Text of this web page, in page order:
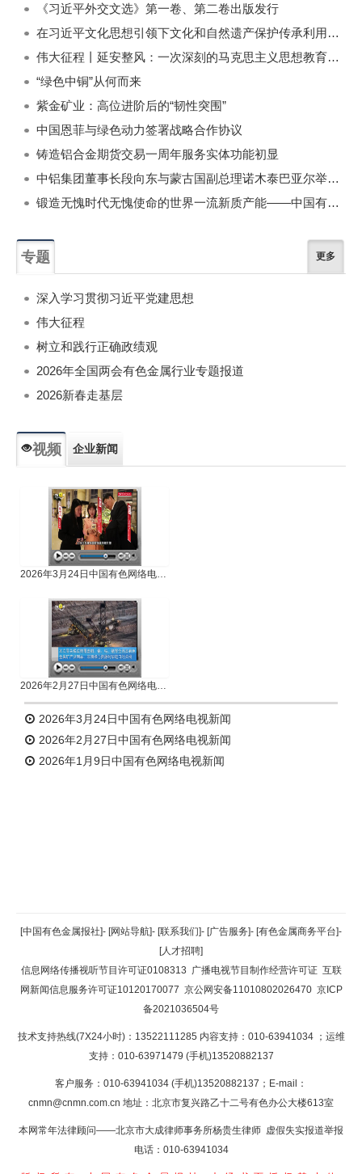
《习近平外交文选》第一卷、第二卷出版发行
在习近平文化思想引领下文化和自然遗产保护传承利用工作开创新局面
伟大征程丨延安整风：一次深刻的马克思主义思想教育运动
“绿色中铜”从何而来
紫金矿业：高位进阶后的“韧性突围”
中国恩菲与绿色动力签署战略合作协议
铸造铝合金期货交易一周年服务实体功能初显
中铝集团董事长段向东与蒙古国副总理诺木泰巴亚尔举行会谈
锻造无愧时代无愧使命的世界一流新质产能——中国有色金属工业的战略应对与破局之道（二）
专题 更多
深入学习贯彻习近平党建思想
伟大征程
树立和践行正确政绩观
2026年全国两会有色金属行业专题报道
2026新春走基层
视频 企业新闻
2026年3月24日中国有色网络电视新闻
2026年2月27日中国有色网络电视新闻
2026年3月24日中国有色网络电视新闻
2026年2月27日中国有色网络电视新闻
2026年1月9日中国有色网络电视新闻
返回顶部
返回首页
[中国有色金属报社]- [网站导航]- [联系我们]- [广告服务]- [有色金属商务平台]-
[人才招聘]
信息网络传播视听节目许可证0108313 广播电视节目制作经营许可证 互联
网新闻信息服务许可证10120170077 京公网安备11010802026470 京ICP
备2021036504号
技术支持热线(7X24小时)：13522111285 内容支持：010-63941034 ；运维
支持：010-63971479 (手机)13520882137
客户服务：010-63941034 (手机)13520882137；E-mail：
cnmn@cnmn.com.cn 地址：北京市复兴路乙十二号有色办公大楼613室
本网常年法律顾问——北京市大成律师事务所杨贵生律师 虚假失实报道举报
电话：010-63941034